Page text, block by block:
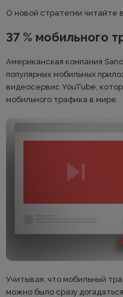
О новой стратегии читайте в
37 % мобильного
Американская компания
популярных мобильных
видеосервис YouTube,
мобильного трафика в мире.
Учитывая, что мобильный
можно было сразу